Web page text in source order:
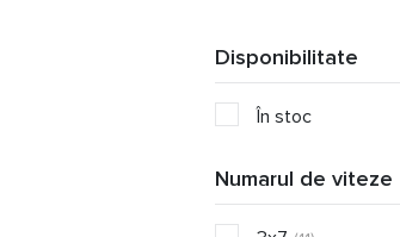
Disponibilitate
În stoc
Numarul de viteze